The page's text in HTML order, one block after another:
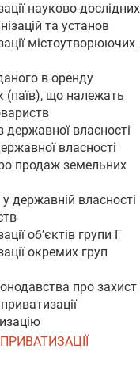
науково-дослідних
та установ
містоутворюючих
в оренду
(паїв), що належать
державної власності
власності
продаж земельних
державній власності
об’єктів групи Г
окремих груп
про захист